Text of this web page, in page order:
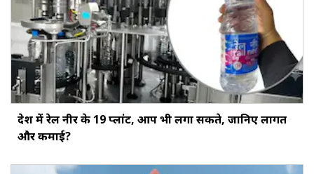
देश में रेल नीर के 19 प्लांट, आप भी लगा सकते, जानिए लागत
और कमाई?